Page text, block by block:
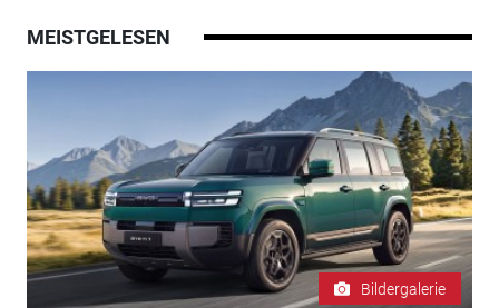
MEISTGELESEN
Bildergalerie